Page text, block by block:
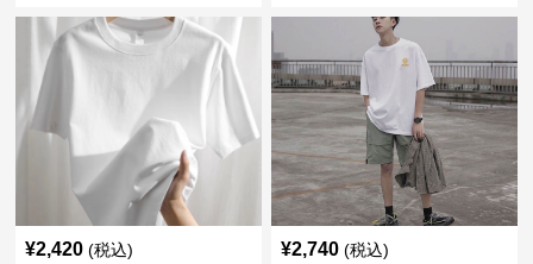
¥2,420 (税込) ¥2,740 (税込)